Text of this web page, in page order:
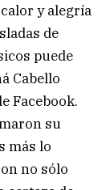
y alegría
de
puede
Cabello
Facebook.
su
más lo
no sólo